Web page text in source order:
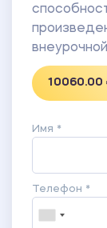
искусства.
10060.00
Имя *
Телефон *